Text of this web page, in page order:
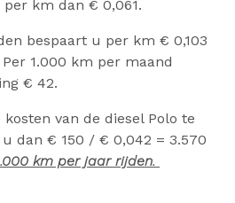
km dan € 0,061.
bespaart u per km € 0,103
1.000 km per maand
€ 42.
van de diesel Polo te
dan € 150 / € 0,042 = 3.570
km per jaar rijden.